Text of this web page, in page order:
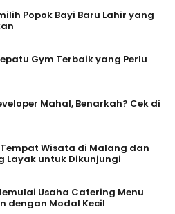
Popok Bayi Baru Lahir yang
Gym Terbaik yang Perlu
Mahal, Benarkah? Cek di
Wisata di Malang dan
Layak untuk Dikunjungi
Usaha Catering Menu
dengan Modal Kecil